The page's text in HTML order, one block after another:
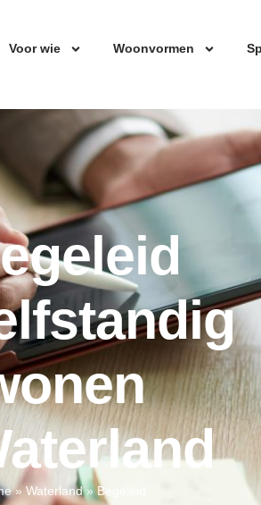
Voor wie Woonvormen
» Waterland»Begeleid